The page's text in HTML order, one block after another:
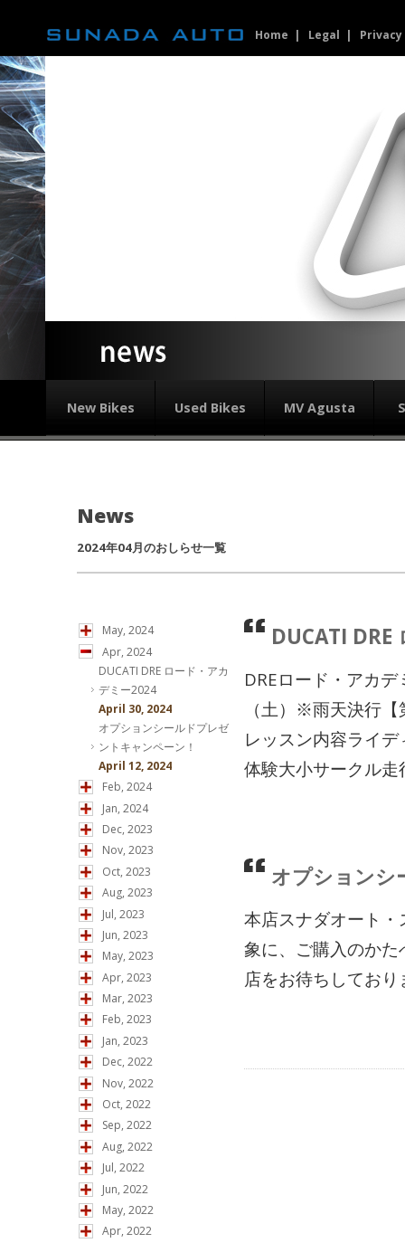
Home Legal
New Bikes Used Bikes MV Agusta
News
2024年04月のおしらせ一覧
May, 2024
Apr, 2024
DUCATI DRE ロード・アカ
デミー2024
April 30, 2024
オプションシールドプレゼ
ントキャンペーン！
April 12, 2024
Feb, 2024
Jan, 2024
Dec, 2023
Nov, 2023
Oct, 2023
Aug, 2023
Jul, 2023
Jun, 2023
May, 2023
Apr, 2023
Mar, 2023
Feb, 2023
Jan, 2023
Dec, 2022
Nov, 2022
Oct, 2022
Sep, 2022
Aug, 2022
Jul, 2022
Jun, 2022
May, 2022
Apr, 2022
DUCATI DRE
DREロード・アカ
（土）※雨天決行
レッスン内容ライ
体験大小サークル走
オプションシ
本店スナダオート
象に、ご購入のか
店をお待ちしており